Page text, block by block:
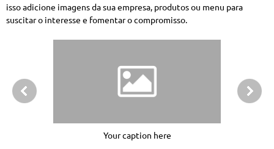
isso adicione imagens da sua empresa, produtos ou menu para
suscitar o interesse e fomentar o compromisso.
Your caption here